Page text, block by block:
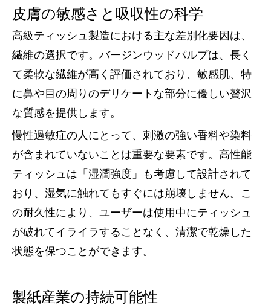
皮膚の敏感さと吸収性の科学
高級ティッシュ製造における主な差別化要因は、
繊維の選択です。バージンウッドパルプは、長く
て柔軟な繊維が高く評価されており、敏感肌、特
に鼻や目の周りのデリケートな部分に優しい贅沢
な質感を提供します。
慢性過敏症の人にとって、刺激の強い香料や染料
が含まれていないことは重要な要素です。高性能
ティッシュは「湿潤強度」も考慮して設計されて
おり、湿気に触れてもすぐには崩壊しません。こ
の耐久性により、ユーザーは使用中にティッシュ
が破れてイライラすることなく、清潔で乾燥した
状態を保つことができます。
製紙産業の持続可能性